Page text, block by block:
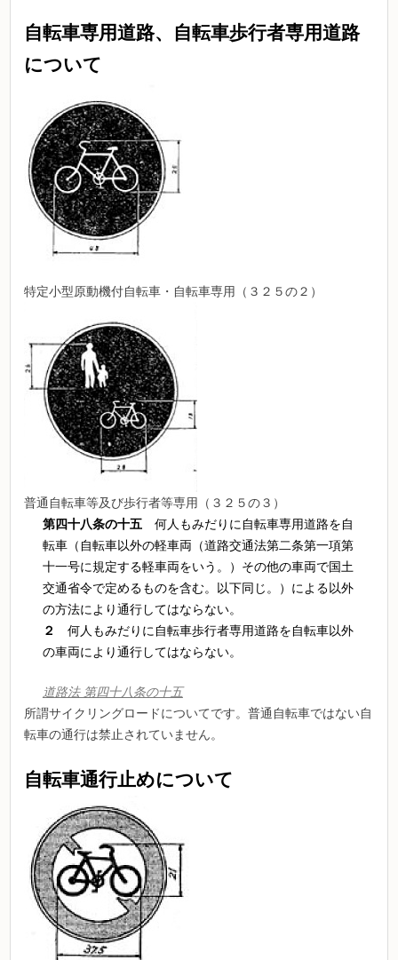
自転車専用道路、自転車歩行者専用道路
について
特定小型原動機付自転車・自転車専用（３２５の２）
普通自転車等及び歩行者等専用（３２５の３）
第四十八条の十五 何人もみだりに自転車専用道路を自
転車（自転車以外の軽車両（道路交通法第二条第一項第
十一号に規定する軽車両をいう。）その他の車両で国土
交通省令で定めるものを含む。以下同じ。）による以外
の方法により通行してはならない。
２ 何人もみだりに自転車歩行者専用道路を自転車以外
の車両により通行してはならない。
道路法 第四十八条の十五
所謂サイクリングロードについてです。普通自転車ではない自
転車の通行は禁止されていません。
自転車通行止めについて